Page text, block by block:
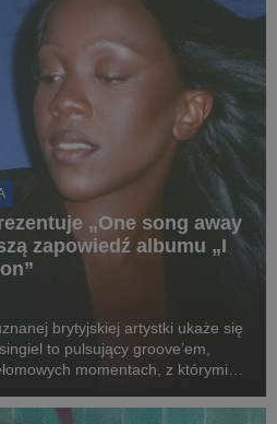
„One song away
zapowiedź albumu „I
brytyjskiej artystki ukaże się
to pulsujący groove’em,
momentach, z którymi